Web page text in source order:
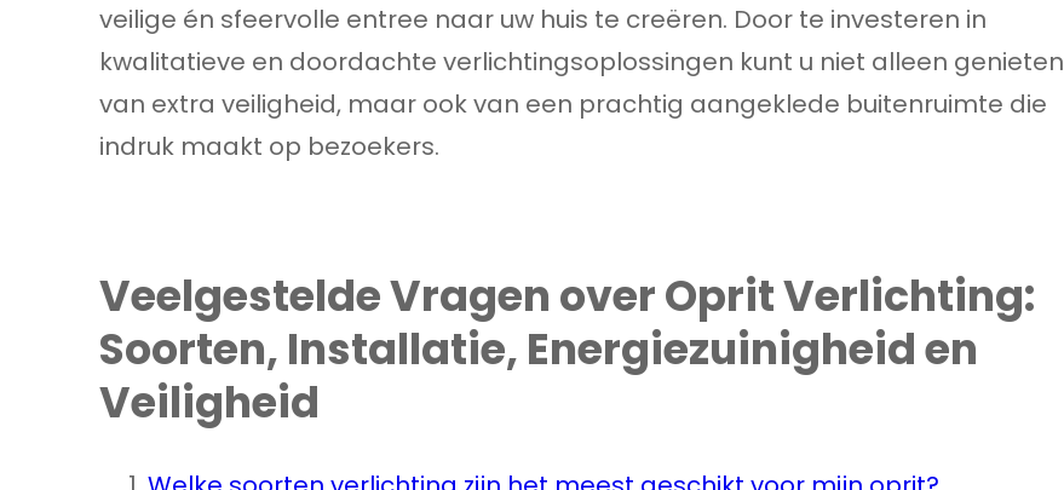
veilige én sfeervolle entree naar uw huis te creëren. Door te investeren in
kwalitatieve en doordachte verlichtingsoplossingen kunt u niet alleen genieten
van extra veiligheid, maar ook van een prachtig aangeklede buitenruimte die
indruk maakt op bezoekers.
Veelgestelde Vragen over Oprit Verlichting:
Soorten, Installatie, Energiezuinigheid en
Veiligheid